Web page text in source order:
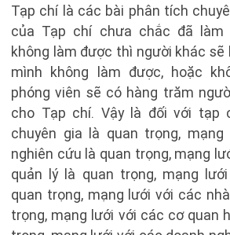
Tạp chí là các bài phân tích
của Tạp chí chưa chắc đã làm
không làm được thì người khác sẽ
mình không làm được, hoặc
phóng viên sẽ có hàng trăm
cho Tạp chí. Vậy là đối với tạp
chuyên gia là quan trọng,
nghiên cứu là quan trọng, mạng
quản lý là quan trọng, mạng
quan trọng, mạng lưới với các
trọng, mạng lưới với các cơ quan